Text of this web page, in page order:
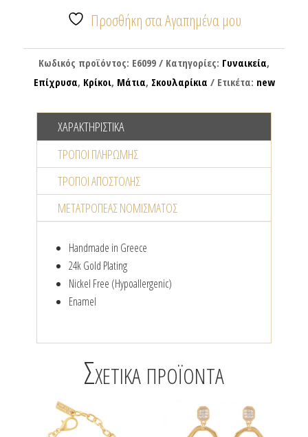
μικρό
μάτι
ποσότητα
Προσθήκη στα Αγαπημένα μου
Κωδικός προϊόντος: E6099 Κατηγορίες: Γυναικεία,
Επίχρυσα, Κρίκοι, Μάτια, Σκουλαρίκια Ετικέτα: new
ΧΑΡΑΚΤΗΡΙΣΤΙΚΆ
ΤΡΌΠΟΙ ΠΛΗΡΩΜΉΣ
ΤΡΌΠΟΙ ΑΠΟΣΤΟΛΉΣ
ΜΕΤΑΤΡΟΠΈΑΣ NΟΜΊΣΜΑΤΟΣ
Handmade in Greece
24k Gold Plating
Nickel Free (Hypoallergenic)
Enamel
Σχετικά προϊόντα